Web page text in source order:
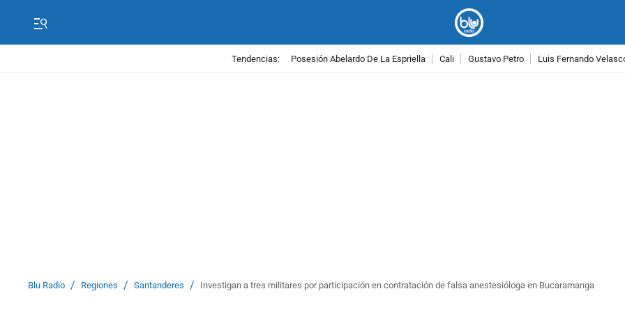
Tendencias: Posesión Abelardo De La Espriella Cali Gustavo Petro Luis Fernando
Blu Radio / Regiones / Santanderes / Investigan a tres militares por participación en contratación de falsa anestesióloga en Bucaramanga